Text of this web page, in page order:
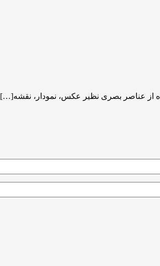
از عناصر بصری نظیر عکس، نمودار، نقشه[…]